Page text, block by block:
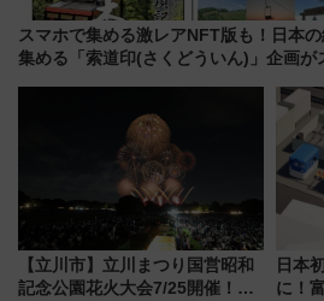
スマホで集める激レアNFT版も！日本
集める「索道印(さくどういん)」企画が
【立川市】立川まつり国営昭和
記念公園花火大会7/25開催！
日本
に！